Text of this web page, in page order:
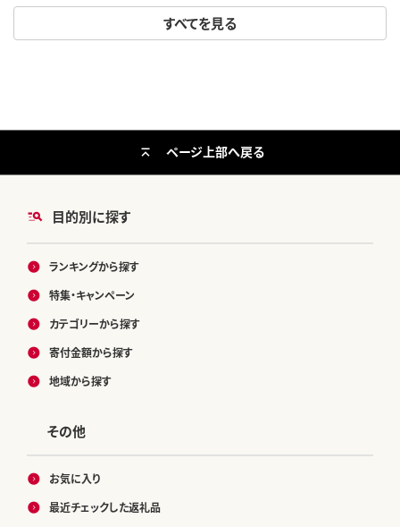
すべてを見る
ベキュー BBQ 宮城県 利府町 船
田食品]
目的別に探す
ランキングから探す
特集・キャンペーン
カテゴリーから探す
寄付金額から探す
地域から探す
その他
お気に入り
最近チェックした返礼品
ページ上部へ戻る